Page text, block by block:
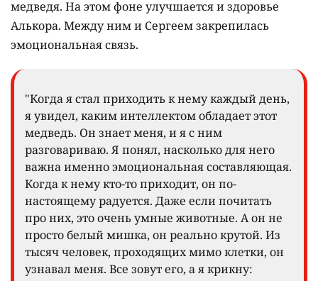
медведя. На этом фоне улучшается и здоровье
Алькора. Между ним и Сергеем закрепилась
эмоциональная связь.
"Когда я стал приходить к нему каждый день,
я увидел, каким интеллектом обладает этот
медведь. Он знает меня, и я с ним
разговариваю. Я понял, насколько для него
важна именно эмоциональная составляющая.
Когда к нему кто-то приходит, он по-
настоящему радуется. Даже если почитать
про них, это очень умные животные. А он не
просто белый мишка, он реально крутой. Из
тысяч человек, проходящих мимо клетки, он
узнавал меня. Все зовут его, а я крикну: